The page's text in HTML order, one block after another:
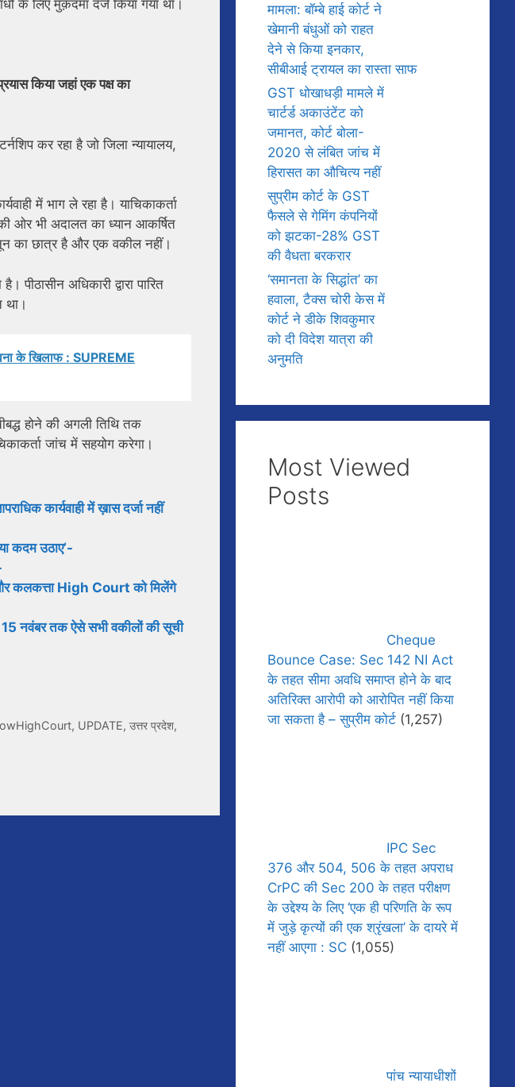
के लिए मुक़दमा दर्ज किया गया था।
किया जहां एक पक्ष का
कर रहा है जो जिला न्यायालय,
में भाग ले रहा है। याचिकाकर्ता
की ओर भी अदालत का ध्यान आकर्षित
का छात्र है और एक वकील नहीं।
अधिकारी द्वारा पारित
था।
के खिलाफ : SUPREME
होने की अगली तिथि तक
जांच में सहयोग करेगा।
कार्यवाही में ख़ास दर्जा नहीं
कदम उठाए’-
और कलकत्ता High Court को मिलेंगे
15 नवंबर तक ऐसे सभी वकीलों की सूची
, UPDATE, उत्तर प्रदेश,
मामला: बॉम्बे हाई कोर्ट ने
खेमानी बंधुओं को राहत
देने से किया इनकार,
सीबीआई ट्रायल का रास्ता साफ
GST धोखाधड़ी मामले में
चार्टर्ड अकाउंटेंट को
जमानत, कोर्ट बोला-
2020 से लंबित जांच में
हिरासत का औचित्य नहीं
सुप्रीम कोर्ट के GST
फैसले से गेमिंग कंपनियों
को झटका-28% GST
की वैधता बरकरार
‘समानता के सिद्धांत’ का
हवाला, टैक्स चोरी केस में
कोर्ट ने डीके शिवकुमार
को दी विदेश यात्रा की
अनुमति
Most Viewed
Posts
Cheque
Bounce Case: Sec 142 NI Act
के तहत सीमा अवधि समाप्त होने के बाद
अतिरिक्त आरोपी को आरोपित नहीं किया
जा सकता है – सुप्रीम कोर्ट (1,257)
IPC Sec
376 और 504, 506 के तहत अपराध
CrPC की Sec 200 के तहत परीक्षण
के उद्देश्य के लिए ‘एक ही परिणति के रूप
में जुड़े कृत्यों की एक श्रृंखला’ के दायरे में
नहीं आएगा : SC (1,055)
पांच न्यायाधीशों